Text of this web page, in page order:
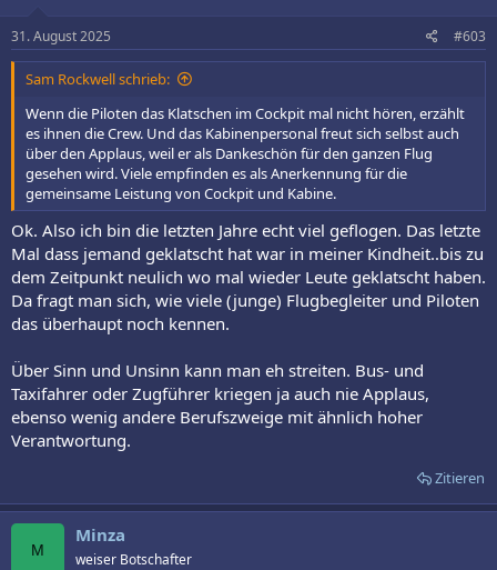
31. August 2025 #603
Sam Rockwell schrieb:
Wenn die Piloten das Klatschen im Cockpit mal nicht hören, erzählt
es ihnen die Crew. Und das Kabinenpersonal freut sich selbst auch
über den Applaus, weil er als Dankeschön für den ganzen Flug
gesehen wird. Viele empfinden es als Anerkennung für die
gemeinsame Leistung von Cockpit und Kabine.
Ok. Also ich bin die letzten Jahre echt viel geflogen. Das letzte
Mal dass jemand geklatscht hat war in meiner Kindheit..bis zu
dem Zeitpunkt neulich wo mal wieder Leute geklatscht haben.
Da fragt man sich, wie viele (junge) Flugbegleiter und Piloten
das überhaupt noch kennen.
Über Sinn und Unsinn kann man eh streiten. Bus- und
Taxifahrer oder Zugführer kriegen ja auch nie Applaus,
ebenso wenig andere Berufszweige mit ähnlich hoher
Verantwortung.
Zitieren
M
Minza
weiser Botschafter